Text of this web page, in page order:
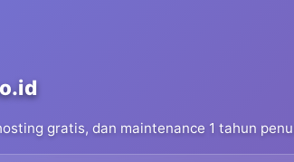
gratis, dan maintenance 1 tahun